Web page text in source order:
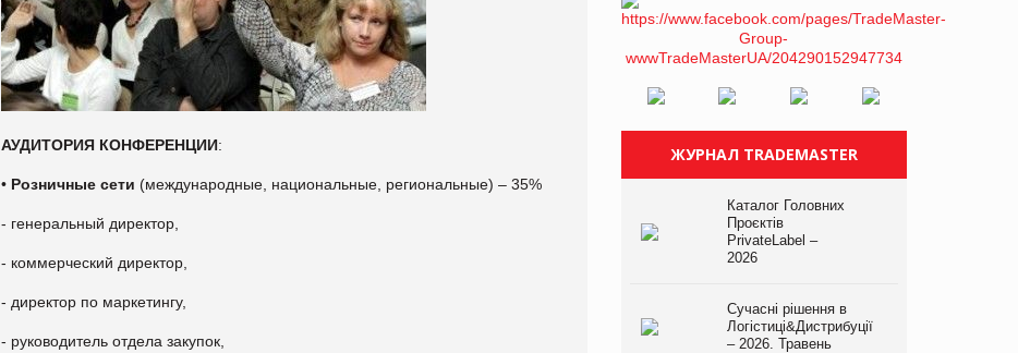
АУДИТОРИЯ КОНФЕРЕНЦИИ:
• Розничные сети (международные, национальные, региональные) – 35%
- генеральный директор,
- коммерческий директор,
- директор по маркетингу,
- руководитель отдела закупок,
ЖУРНАЛ TRADEMASTER
Каталог Головних
Проєктів
PrivateLabel –
2026
Сучасні рішення в
Логістиці&Дистрибуції
– 2026. Травень